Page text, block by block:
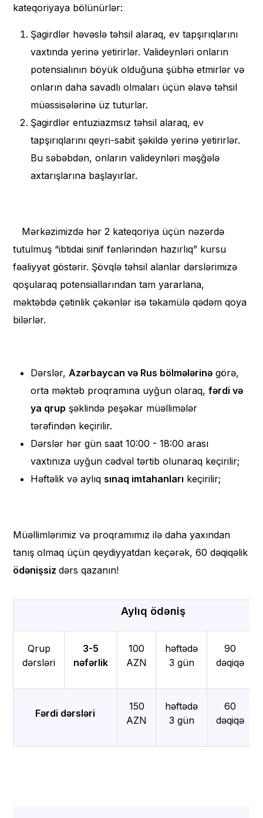
kateqoriyaya bölünürlər:
Şagirdlər həvəslə təhsil alaraq, ev tapşırıqlarını
vaxtında yerinə yetirirlər. Valideynləri onların
potensialının böyük olduğuna şübhə etmirlər və
onların daha savadlı olmaları üçün əlavə təhsil
müəssisələrinə üz tuturlar.
Şagirdlər entuziazmsız təhsil alaraq, ev
tapşırıqlarını qeyri-sabit şəkildə yerinə yetirirlər.
Bu səbəbdən, onların valideynləri məşğələ
axtarışlarına başlayırlar.
Mərkəzimizdə hər 2 kateqoriya üçün nəzərdə
tutulmuş “ibtidai sinif fənlərindən hazırlıq” kursu
fəaliyyət göstərir. Şövqlə təhsil alanlar dərslərimizə
qoşularaq potensiallarından tam yararlana,
məktəbdə çətinlik çəkənlər isə təkamülə qədəm qoya
bilərlər.
Dərslər, Azərbaycan və Rus bölmələrinə görə,
orta məktəb proqramına uyğun olaraq,fərdi və
ya qrup şəklində peşəkar müəllimələr
tərəfindən keçirilir.
Dərslər hər gün saat 10:00 - 18:00 arası
vaxtınıza uyğun cədvəl tərtib olunaraq keçirilir;
Həftəlik və aylıqsınaq imtahanları keçirilir;
Müəllimlərimiz və proqramımız ilə daha yaxından
tanış olmaq üçün qeydiyyatdan keçərək, 60 dəqiqəlik
ödənişsizdərs qazanın!
Aylıq ödəniş
Qrup
dərsləri
3-5
nəfərlik
100
AZN
həftədə
3 gün
90
dəqiqə
Fərdi dərsləri
150
AZN
həftədə
3 gün
60
dəqiqə